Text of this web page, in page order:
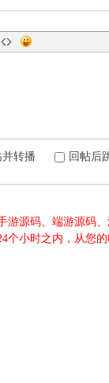
并转播 回帖后
游源码、端游源码
个小时之内，从您